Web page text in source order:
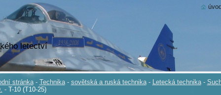
letectví
stránka - Technika - sovětská a ruská technika - Letecká technika -
- T-10 (T10-25)